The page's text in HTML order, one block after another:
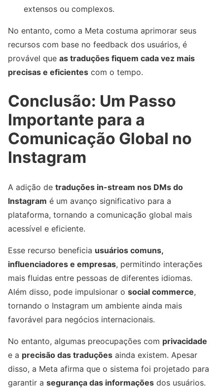
extensos ou complexos.
No entanto, como a Meta costuma aprimorar seus
recursos com base no feedback dos usuários, é
provável que as traduções fiquem cada vez mais
precisas e eficientes com o tempo.
Conclusão: Um Passo
Importante para a
Comunicação Global no
Instagram
A adição de traduções in-stream nos DMs do
Instagram é um avanço significativo para a
plataforma, tornando a comunicação global mais
acessível e eficiente.
Esse recurso beneficia usuários comuns,
influenciadores e empresas, permitindo interações
mais fluidas entre pessoas de diferentes idiomas.
Além disso, pode impulsionar o social commerce,
tornando o Instagram um ambiente ainda mais
favorável para negócios internacionais.
No entanto, algumas preocupações com privacidade
e a precisão das traduções ainda existem. Apesar
disso, a Meta afirma que o sistema foi projetado para
garantir a segurança das informações dos usuários.